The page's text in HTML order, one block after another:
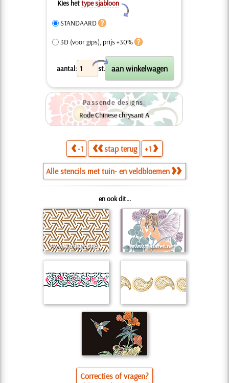
Kies hettype sjabloon
Y
STANDAARD
3D (voor gips), prijs +30%
aantal: st.
X
Passende designs:
Rode Chinese chrysant A
-1 stap terug +1
Alle stencils met tuin- en veldbloemen
en ook dit...
Correcties of vragen?